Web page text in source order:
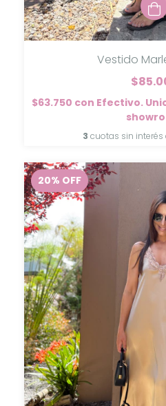
Vestido
$63.750 con Efectivo.
3 cuotas sin interés
20% OFF